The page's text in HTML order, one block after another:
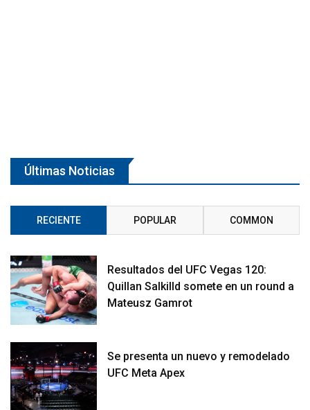
Últimas Noticias
RECIENTE POPULAR COMMON
Resultados del UFC Vegas 120:
Quillan Salkilld somete en un round a
Mateusz Gamrot
Se presenta un nuevo y remodelado
UFC Meta Apex